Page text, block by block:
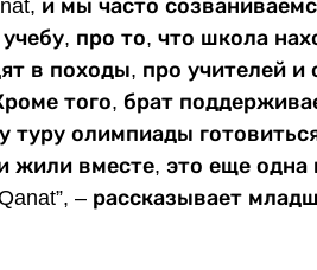
и мы часто
про то, что школа
в походы, про учителей и
того, брат
туру олимпиады
жили вместе, это еще одна
– рассказывает